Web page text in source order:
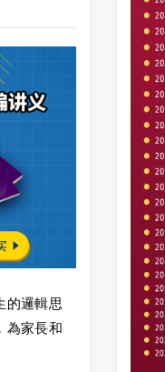
的邏輯思
為家長和